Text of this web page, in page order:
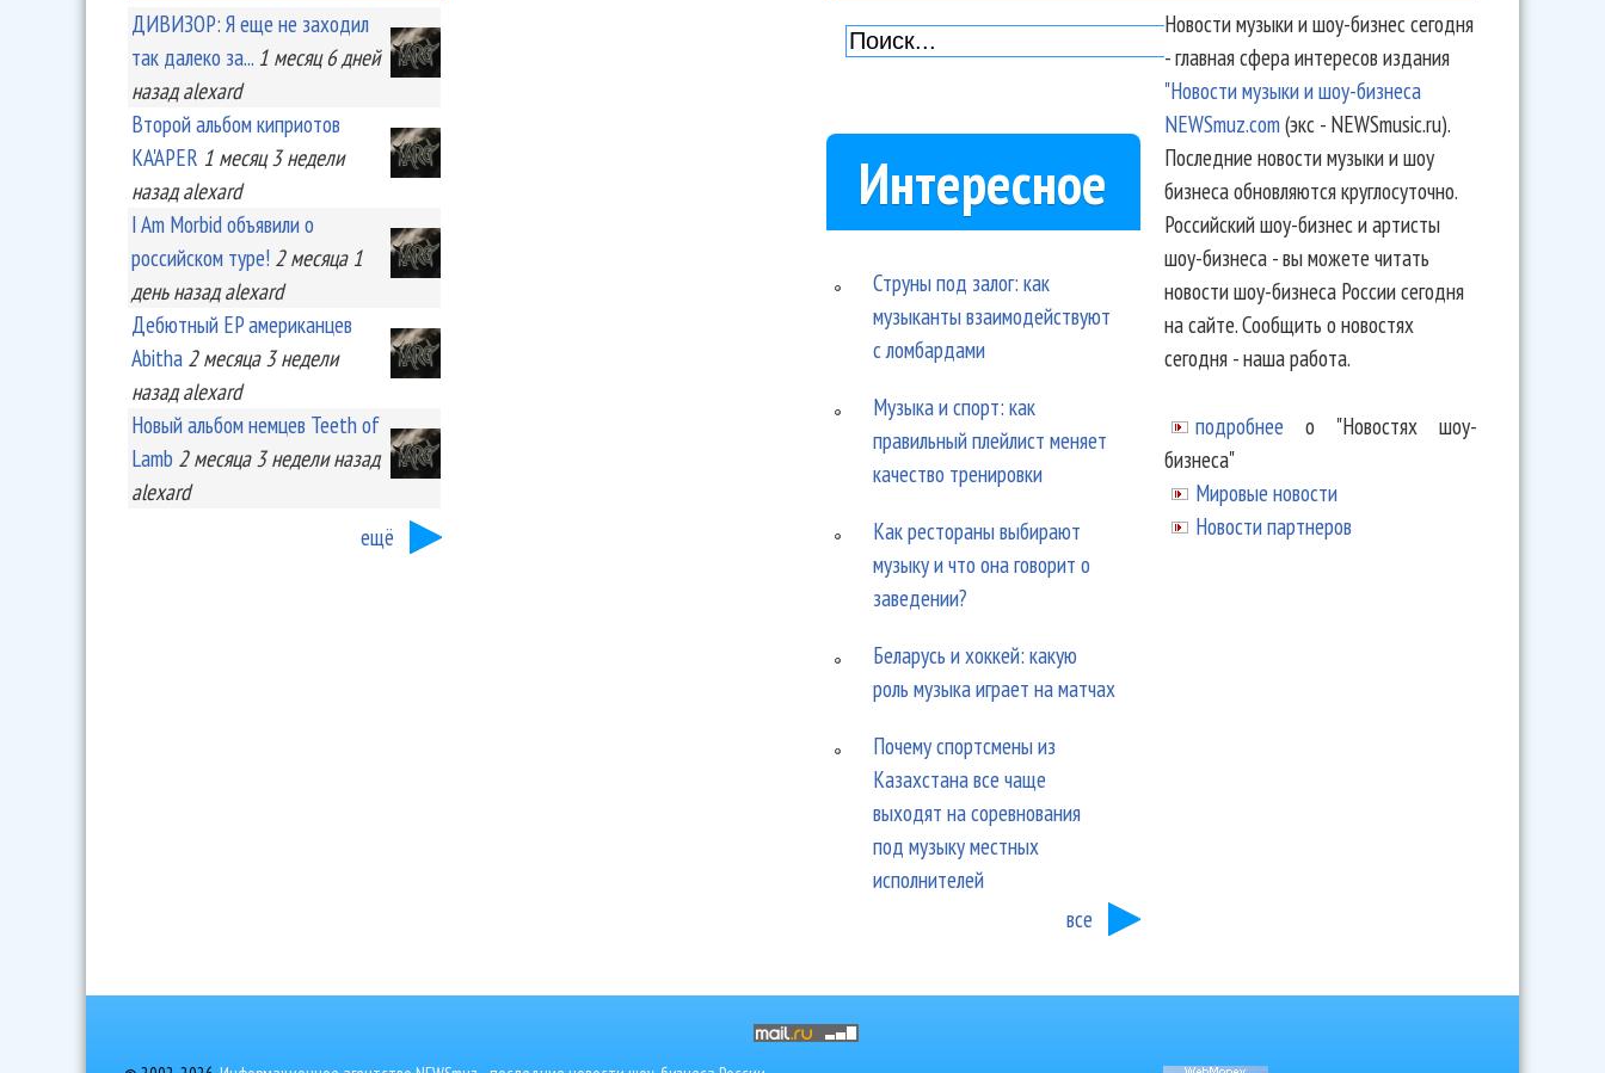
ДИВИЗОР: Я еще не заходил
так далеко за... 1 месяц 6 дней
назад alexard
Второй альбом киприотов
KA'APER 1 месяц 3 недели
назад alexard
I Am Morbid объявили о
российском туре! 2 месяца 1
деньназад alexard
Дебютный EP американцев
Abitha 2 месяца 3 недели
назад alexard
Новый альбом немцев Teeth of
Lamb 2 месяца 3 неделиназад
alexard
ещё
Интересное
Струны под залог: как
музыканты взаимодействуют
с ломбардами
Музыка и спорт: как
правильный плейлист меняет
качество тренировки
Как рестораны выбирают
музыку и что она говорит о
заведении?
Беларусь и хоккей: какую
роль музыка играет на матчах
Почему спортсмены из
Казахстана все чаще
выходят на соревнования
под музыку местных
исполнителей
все
Новости музыки и шоу-бизнес сегодня
- главная сфера интересов издания
"Новости музыки и шоу-бизнеса
NEWSmuz.com(экс - NEWSmusic.ru).
Последние новости музыки и шоу
бизнеса обновляются круглосуточно.
Российский шоу-бизнес и артисты
шоу-бизнеса - вы можете читать
новости шоу-бизнеса России сегодня
на сайте. Сообщить о новостях
сегодня - наша работа.
подробнее о "Новостях шоу-
бизнеса"
Мировые новости
Новости партнеров